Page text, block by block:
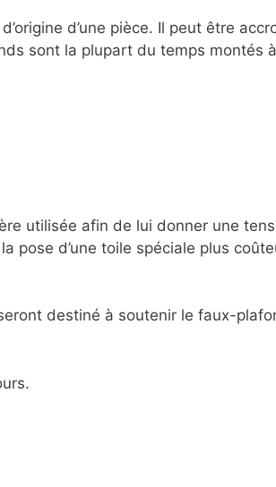
d’une pièce. Il peut être
sont la plupart du temps
utilisée afin de lui donner une
pose d’une toile spéciale plus
destiné à soutenir le faux-